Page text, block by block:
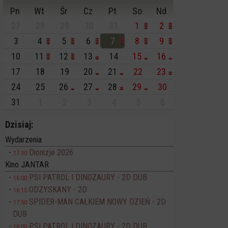
Pn Wt Śr Cz Pt So
Nd
1
2
3
4 5 6 7 8
9
10
11 12 13 14 15
16
17
18 19 20 21 22
23
24
25 26 27 28 29
30
31
Dzisiaj:
Wydarzenia
17:30 Dionizje 2026
Kino JANTAR
16:00 PSI PATROL I DINOZAURY - 2D DUB
16:15 ODZYSKANY - 2D
17:50 SPIDER-MAN CAŁKIEM NOWY DZIEŃ - 2D
DUB
PSI PATROL I DINOZAURY - 2D DUB